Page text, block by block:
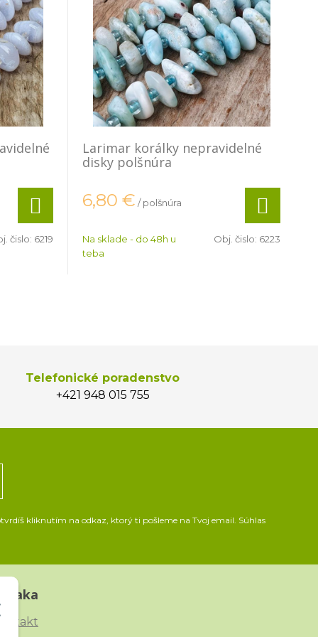
čislo: 6219
Larimar korálky nepravidelné
disky polšnúra
6,80 € / polšnúra
Na sklade - do 48h u
teba
Obj. čislo: 6223
Telefonické poradenstvo
+421 948 015 755
kliknutím na odkaz, ktorý ti pošleme na Tvoj email. Súhlas